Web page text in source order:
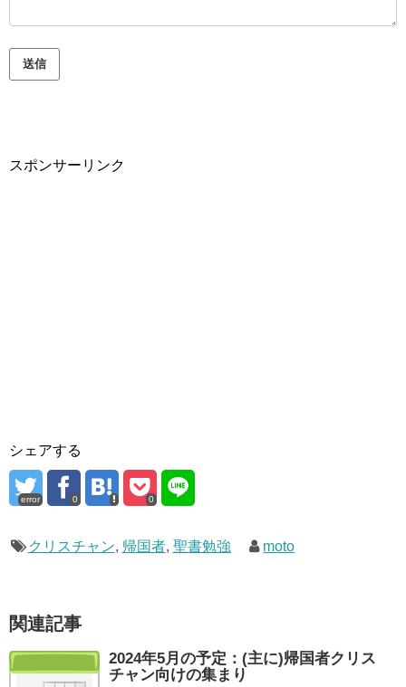
スポンサーリンク
シェアする
error 0 0
クリスチャン, 帰国者, 聖書勉強 moto
関連記事
2024年5月の予定：(主に)帰国者クリス
チャン向けの集まり